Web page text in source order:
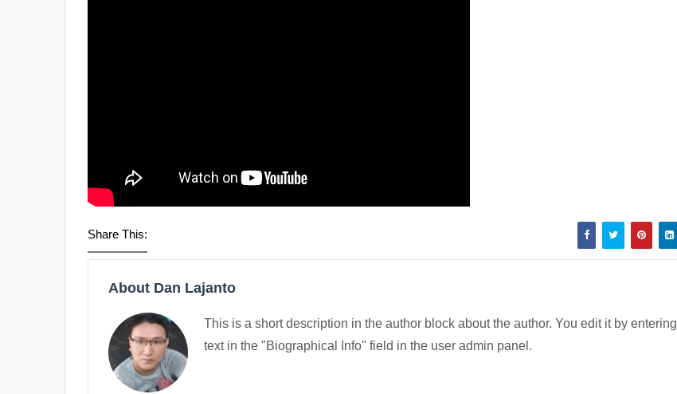
Share This:
About Dan Lajanto
This is a short description in the author block about the author. You edit it by entering
text in the "Biographical Info" field in the user admin panel.